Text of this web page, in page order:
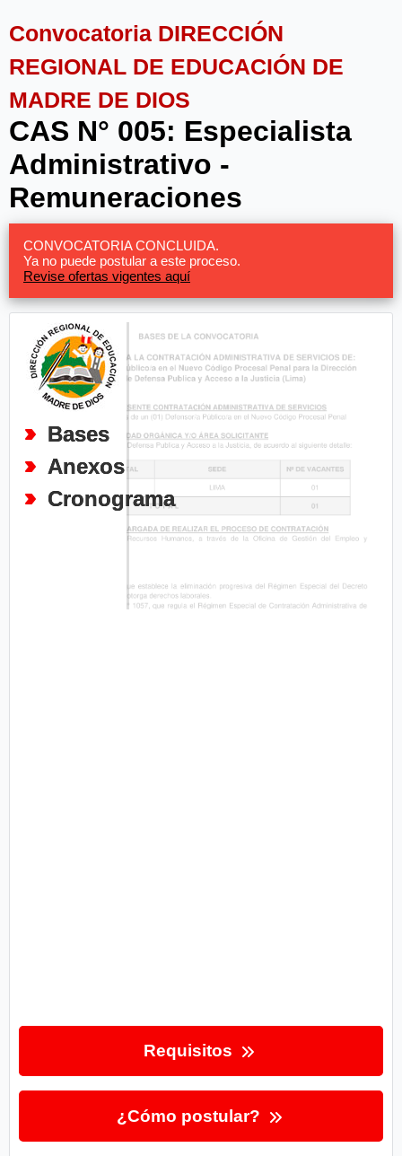
Convocatoria DIRECCIÓN
REGIONAL DE EDUCACIÓN DE
MADRE DE DIOS
CAS N° 005: Especialista
Administrativo -
Remuneraciones
CONVOCATORIA CONCLUIDA.
Ya no puede postular a este proceso.
Revise ofertas vigentes aquí
Bases
Anexos
Cronograma
Requisitos
¿Cómo postular?